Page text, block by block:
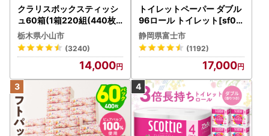
クラリスボックスティッシ
ュ60箱(1箱220組(440枚))
(5個入り×12セット)【配送
不可地域：離島・沖縄県】
【1256759】
栃木県小山市
(3240)
14,000
トイレットペーパー ダブル
96ロール トイレット[sf00
1-012]
静岡県富士市
(1192)
17,000